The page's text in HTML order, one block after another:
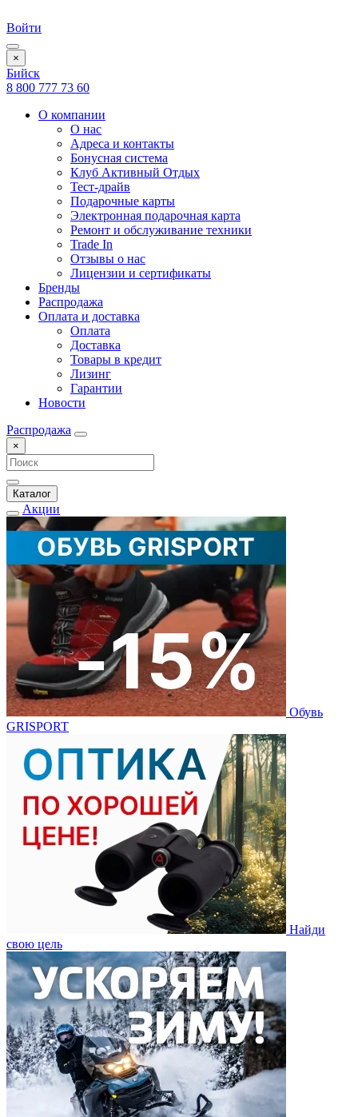
Войти
×
Бийск
8 800 777 73 60
О компании
О нас
Адреса и контакты
Бонусная система
Клуб Активный Отдых
Тест-драйв
Подарочные карты
Электронная подарочная карта
Ремонт и обслуживание техники
Trade In
Отзывы о нас
Лицензии и сертификаты
Бренды
Распродажа
Оплата и доставка
Оплата
Доставка
Товары в кредит
Лизинг
Гарантии
Новости
Распродажа
×
Каталог
Акции
Обувь
GRISPORT
Найди
свою цель